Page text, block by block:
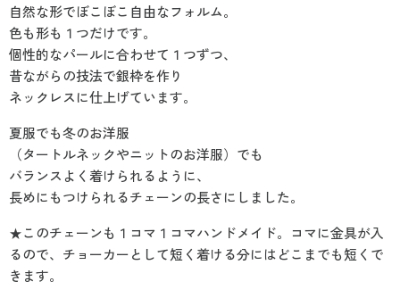
自然な形でぼこぼこ自由なフォルム。
色も形も１つだけです。
個性的なパールに合わせて１つずつ、
昔ながらの技法で銀枠を作り
ネックレスに仕上げています。
夏服でも冬のお洋服
（タートルネックやニットのお洋服）でも
バランスよく着けられるように、
長めにもつけられるチェーンの長さにしました。
★このチェーンも１コマ１コマハンドメイド。コマに金具が入
るので、チョーカーとして短く着ける分にはどこまでも短くで
きます。